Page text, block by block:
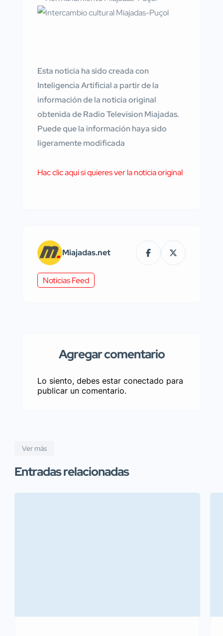
Esta noticia ha sido creada con
Inteligencia Artificial a partir de la
información de la noticia original
obtenida de Radio Television Miajadas.
Puede que la información haya sido
ligeramente modificada
Hac clic aqui si quieres ver la noticia original
Miajadas.net
Noticias Feed
Agregar comentario
Lo siento, debes estar conectado para
publicar un comentario.
Ver más
Entradas relacionadas